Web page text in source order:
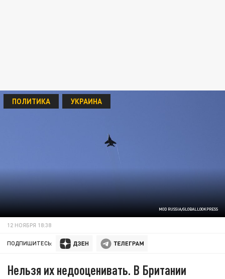
MOD RUSSIA/GLOBALLOOKPRESS
ПОЛИТИКА УКРАИНА
12 НОЯБРЯ 18:38
ПОДПИШИТЕСЬ:
Нельзя их недооценивать. В Британии